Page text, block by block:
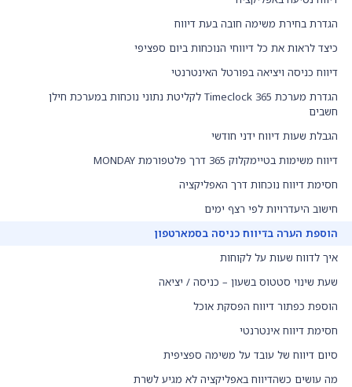
הגדרת בחירת משימה חובה בעת דיווח
כיצד לראות את כל דיווחי הנוכחות ביום ספציפי
דיווח כניסה ויציאה בפורטל האינטרנטי
הגדרת מערכת Timeclock 365 לקליטת נתוני נוכחות במערכת חילן
חשבים
הגבלת שעות דיווח ידני חודשי
דיווח משימות בטיימקלוק 365 דרך פלטפורמת MONDAY
חסימת דיווח נוכחות דרך האפליקציה
חישוב היעדרויות לפי רצף ימים
הוספת הערה בדיווח כניסה בסמארטפון
איך לדווח שעות על לקוחות
שעת שינוי סטטוס בשעון – כניסה / יציאה
הוספת כפתור דיווח הפסקת אוכל
חסימת דיווח אינטרנטי
סיום דיווח של עובד על משימה ספציפית
מה עושים כשהדיווח באפליקציה לא מגיע לשרת